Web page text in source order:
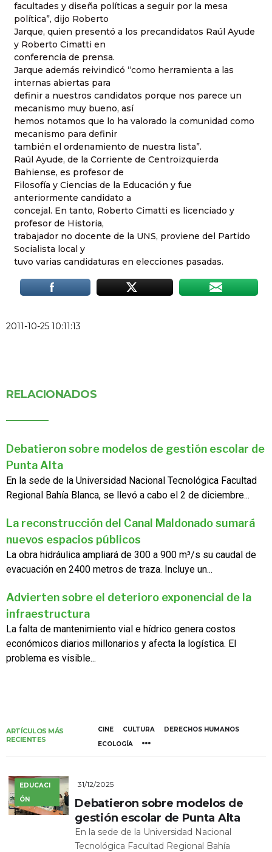
facultades y diseña políticas a seguir por la mesa
política”, dijo Roberto
Jarque, quien presentó a los precandidatos Raúl Ayude
y Roberto Cimatti en
conferencia de prensa.
Jarque además reivindicó “como herramienta a las
internas abiertas para
definir a nuestros candidatos porque nos parece un
mecanismo muy bueno, así
hemos notamos que lo ha valorado la comunidad como
mecanismo para definir
también el ordenamiento de nuestra lista”.
Raúl Ayude, de la Corriente de Centroizquierda
Bahiense, es profesor de
Filosofía y Ciencias de la Educación y fue
anteriormente candidato a
concejal. En tanto, Roberto Cimatti es licenciado y
profesor de Historia,
trabajador no docente de la UNS, proviene del Partido
Socialista local y
tuvo varias candidaturas en elecciones pasadas.
2011-10-25 10:11:13
RELACIONADOS
Debatieron sobre modelos de gestión escolar de
Punta Alta
En la sede de la Universidad Nacional Tecnológica Facultad
Regional Bahía Blanca, se llevó a cabo el 2 de diciembre...
La reconstrucción del Canal Maldonado sumará
nuevos espacios públicos
La obra hidráulica ampliará de 300 a 900 m³/s su caudal de
evacuación en 2400 metros de traza. Incluye un...
Advierten sobre el deterioro exponencial de la
infraestructura
La falta de mantenimiento vial e hídrico genera costos
económicos diarios millonarios y afecta la logística. El
problema es visible...
ARTÍCULOS MÁS
RECIENTES
CINE CULTURA
DERECHOS HUMANOS
ECOLOGÍA
EDUCACI
ÓN
31/12/2025
Debatieron sobre modelos de
gestión escolar de Punta Alta
En la sede de la Universidad Nacional
Tecnológica Facultad Regional Bahía